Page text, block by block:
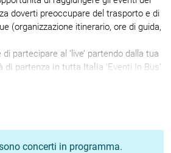
doverti preoccupare del trasporto e di
(organizzazione itinerario, ore di guida,
partecipare al ‘live’ partendo dalla tua
di partenza in tutta Italia ‘Eventi In Bus’
alle tue esigenze.
concerti in programma.